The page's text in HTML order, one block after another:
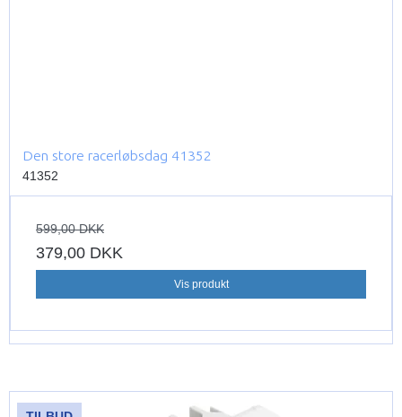
Den store racerløbsdag 41352
41352
599,00 DKK
379,00 DKK
Vis produkt